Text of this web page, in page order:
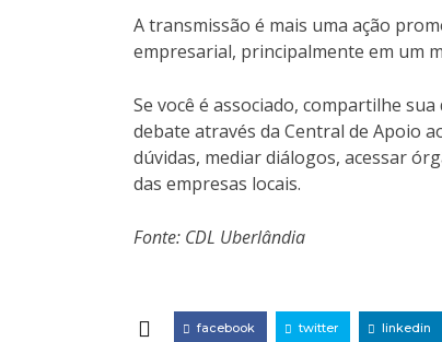
A transmissão é mais uma ação
empresarial, principalmente em um
Se você é associado, compartilhe
debate através da Central de Apoio
dúvidas, mediar diálogos, acessar
das empresas locais.
Fonte: CDL Uberlândia
facebook twitter linkedin